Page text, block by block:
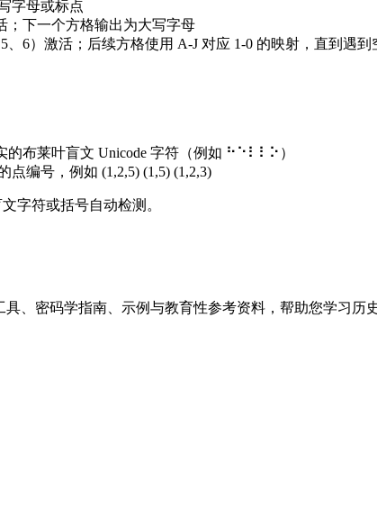
字母或标点
；下一个方格输出为大写字母
、6）激活；后续方格使用 A-J 对应 1-0 的映射，直到遇
的布莱叶盲文 Unicode 字符（例如 ⠓⠑⠇⠇⠕）
点编号，例如 (1,2,5) (1,5) (1,2,3)
字符或括号自动检测。
具、密码学指南、示例与教育性参考资料，帮助您学习历